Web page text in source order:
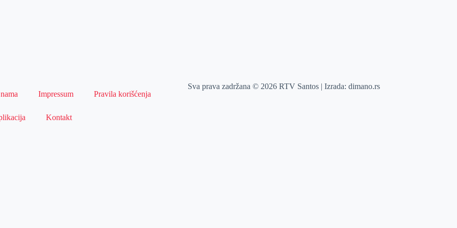
Impressum Pravila korišćenja
Kontakt
Sva prava zadržana © 2026 RTV Santos | Izrada:dimano.rs